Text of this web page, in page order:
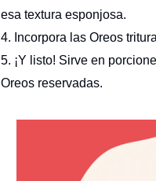
esa textura esponjosa.
4. Incorpora las Oreos
5. ¡Y listo! Sirve en
Oreos reservadas.